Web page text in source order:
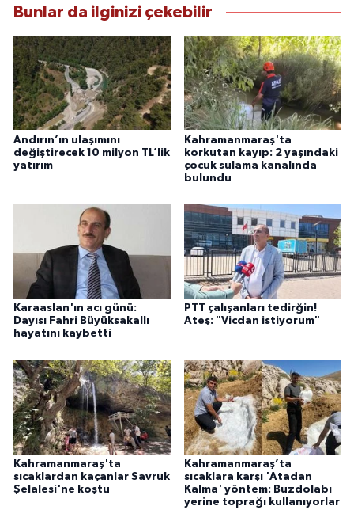
Bunlar da ilginizi çekebilir
Andırın’ın ulaşımını
değiştirecek 10 milyon TL’lik
yatırım
Kahramanmaraş'ta
korkutan kayıp: 2 yaşındaki
çocuk sulama kanalında
bulundu
Karaaslan'ın acı günü:
Dayısı Fahri Büyüksakallı
hayatını kaybetti
PTT çalışanları tedirğin!
Ateş: "Vicdan istiyorum"
Kahramanmaraş'ta
sıcaklardan kaçanlar Savruk
Şelalesi'ne koştu
Kahramanmaraş’ta
sıcaklara karşı 'Atadan
Kalma' yöntem: Buzdolabı
yerine toprağı kullanıyorlar